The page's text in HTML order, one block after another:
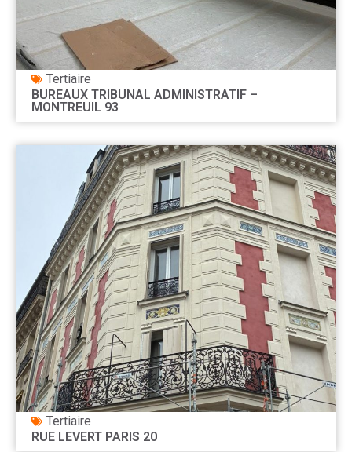
Tertiaire
BUREAUX TRIBUNAL ADMINISTRATIF –
MONTREUIL 93
Tertiaire
RUE LEVERT PARIS 20